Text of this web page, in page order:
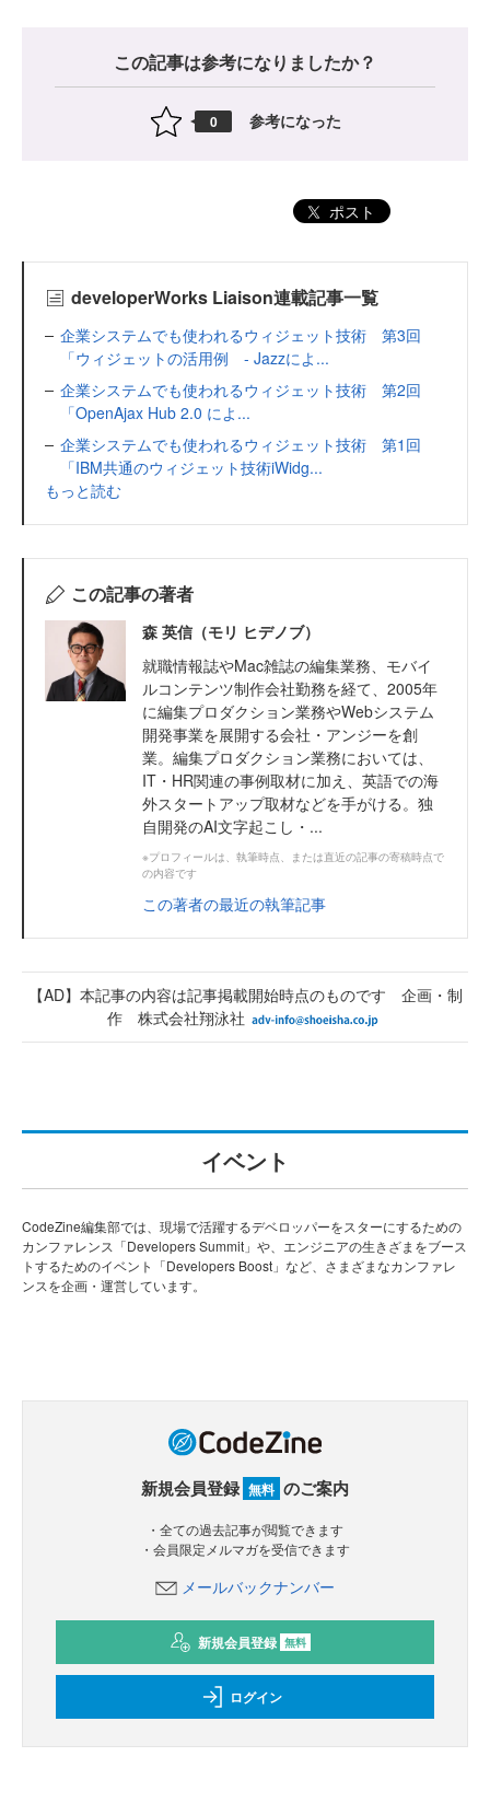
この記事は参考になりましたか？
0 参考になった
ポスト
developerWorks Liaison連載記事一覧
企業システムでも使われるウィジェット技術 第3回
「ウィジェットの活用例 - Jazzによ...
企業システムでも使われるウィジェット技術 第2回
「OpenAjax Hub 2.0 によ...
企業システムでも使われるウィジェット技術 第1回
「IBM共通のウィジェット技術iWidg...
もっと読む
この記事の著者
森 英信（モリ ヒデノブ）
就職情報誌やMac雑誌の編集業務、モバイ
ルコンテンツ制作会社勤務を経て、2005年
に編集プロダクション業務やWebシステム
開発事業を展開する会社・アンジーを創
業。編集プロダクション業務においては、
IT・HR関連の事例取材に加え、英語での海
外スタートアップ取材などを手がける。独
自開発のAI文字起こし・...
※プロフィールは、執筆時点、または直近の記事の寄稿時点で
の内容です
この著者の最近の執筆記事
【AD】本記事の内容は記事掲載開始時点のものです 企画・制
作 株式会社翔泳社
イベント
CodeZine編集部では、現場で活躍するデベロッパーをスターにするための
カンファレンス「Developers Summit」や、エンジニアの生きざまをブース
トするためのイベント「Developers Boost」など、さまざまなカンファレ
ンスを企画・運営しています。
新規会員登録 無料